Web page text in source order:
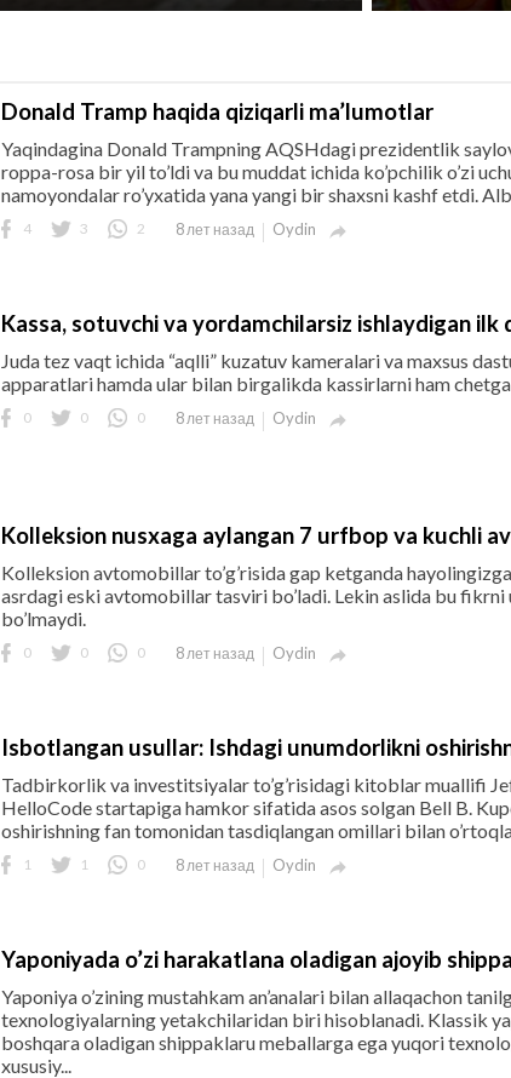
Donald Tramp haqida qiziqarli ma’lumotlar
Yaqindagina Donald Trampning AQSHdagi prezidentlik
roppa-rosa bir yil to’ldi va bu muddat ichida ko’pchilik o’zi
namoyondalar ro’yxatida yana yangi bir shaxsni kashf etdi.
4 3 2 8 лет назад Oydin 
Kassa, sotuvchi va yordamchilarsiz ishlaydigan ilk
Juda tez vaqt ichida “aqlli” kuzatuv kameralari va maxsus
apparatlari hamda ular bilan birgalikda kassirlarni ham
0 0 0 8 лет назад Oydin 
Kolleksion nusxaga aylangan 7 urfbop va kuchli
Kolleksion avtomobillar to’g’risida gap ketganda
asrdagi eski avtomobillar tasviri bo’ladi. Lekin aslida bu fikrni
bo’lmaydi.
0 0 0 8 лет назад Oydin 
Isbotlangan usullar: Ishdagi unumdorlikni
Tadbirkorlik va investitsiyalar to’g’risidagi kitoblar muallifi
HelloCode startapiga hamkor sifatida asos solgan Bell B.
oshirishning fan tomonidan tasdiqlangan omillari bilan
1 1 0 8 лет назад Oydin 
Yaponiyada o’zi harakatlana oladigan ajoyib
Yaponiya o’zining mustahkam an’analari bilan allaqachon
texnologiyalarning yetakchilaridan biri hisoblanadi. Klassik
boshqara oladigan shippaklaru meballarga ega yuqori
xususiy...